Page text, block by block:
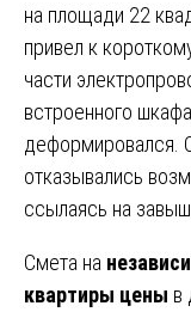
на площади 22
привел к
части
встроенного
деформировался.
отказывались
ссылаясь на
Смета на
квартиры цены в